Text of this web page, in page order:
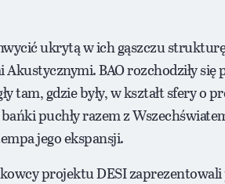
ukrytą w ich gąszczu
BAO rozchodziły się
tam, gdzie były, w kształt sfery
puchły razem z
jego ekspansji.
projektu DESI